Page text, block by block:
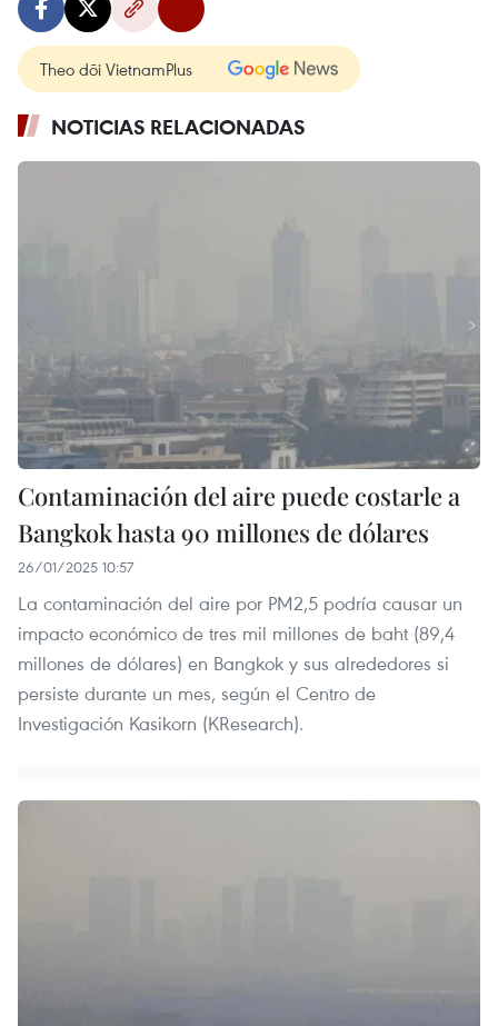
Theo dõi VietnamPlus
NOTICIAS RELACIONADAS
Contaminación del aire puede costarle a
Bangkok hasta 90 millones de dólares
26/01/2025 10:57
La contaminación del aire por PM2,5 podría causar un
impacto económico de tres mil millones de baht (89,4
millones de dólares) en Bangkok y sus alrededores si
persiste durante un mes, según el Centro de
Investigación Kasikorn (KResearch).